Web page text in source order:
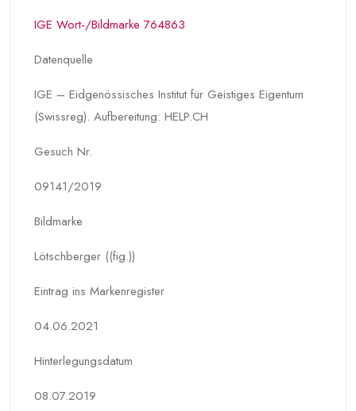
IGE Wort-/Bildmarke 764863
Datenquelle
IGE – Eidgenössisches Institut für Geistiges Eigentum
(Swissreg). Aufbereitung: HELP.CH
Gesuch Nr.
09141/2019
Bildmarke
Lötschberger ((fig.))
Eintrag ins Markenregister
04.06.2021
Hinterlegungs­datum
08.07.2019